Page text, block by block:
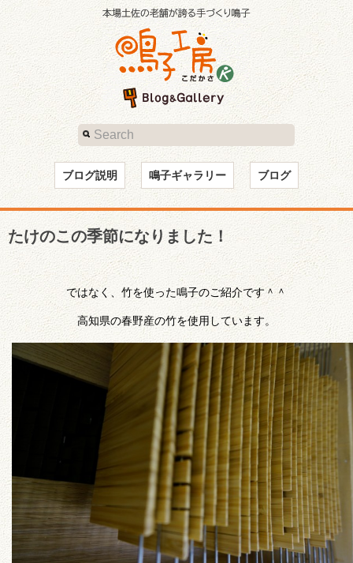
ブログ説明 鳴子ギャラリー ブログ
たけのこの季節になりました！
ではなく、竹を使った鳴子のご紹介です＾＾
高知県の春野産の竹を使用しています。